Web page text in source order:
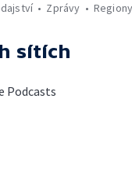
Zprávy
sítích
Podcasts